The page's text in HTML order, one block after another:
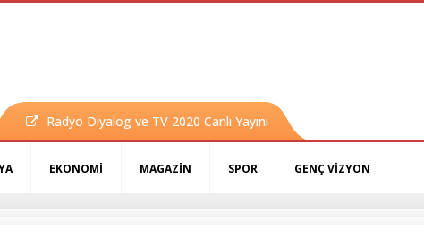
Radyo Diyalog ve TV 2020 Canlı Yayını
EKONOMİ MAGAZİN SPOR GENÇ VİZYON